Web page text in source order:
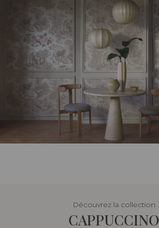
Découvrez la collection
CAPPUCCINO